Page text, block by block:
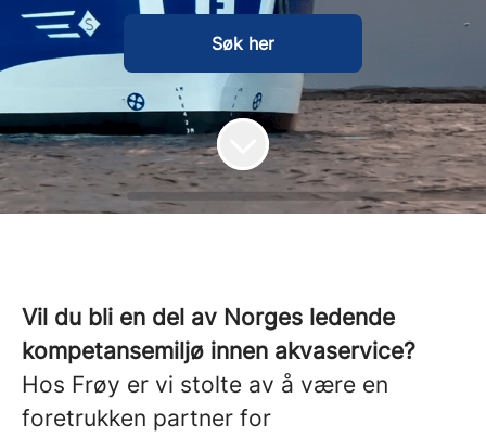
Søk her
Vil du bli en del av Norges ledende
kompetansemiljø innen akvaservice?
Hos Frøy er vi stolte av å være en
foretrukken partner for